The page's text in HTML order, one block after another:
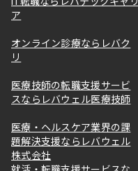
ア
オンライン診療ならレバク
リ
医療技師の転職支援サービ
スならレバウェル医療技師
医療・ヘルスケア業界の課
題解決支援ならレバウェル
株式会社